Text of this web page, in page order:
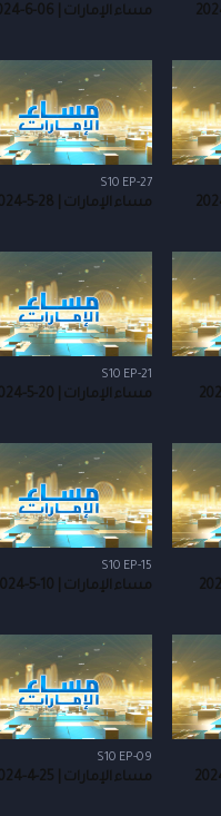
مساء الإمارات | 06-6-2024
S10 EP-27
مساء الإمارات | 28-5-2024
S10 EP-21
مساء الإمارات | 20-5-2024
S10 EP-15
مساء الإمارات | 10-5-2024
S10 EP-09
مساء الإمارات | 25-4-2024